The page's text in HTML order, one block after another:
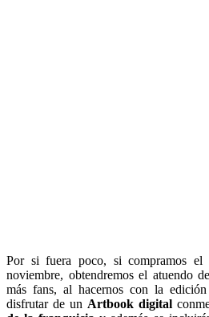
Por si fuera poco, si compramos
noviembre, obtendremos el atuendo
más fans, al hacernos con la edición
disfrutar de un Artbook digital